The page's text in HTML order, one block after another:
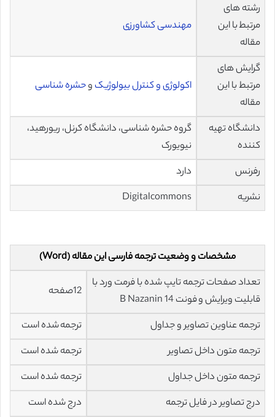
رشته های
مرتبط با این
مقاله
مهندسی کشاورزی
گرایش های
مرتبط با این
مقاله
اکولوژی و کنترل بیولوژیک وحشره شناسی
دانشگاه تهیه
کننده
گروه حشره شناسی، دانشگاه کرنل، ریورهید،
نیویورک
رفرنس
دارد
نشریه
Digitalcommons
مشخصات و وضعیت ترجمه فارسی این مقاله (Word)
تعداد صفحات ترجمه تایپ شده با فرمت ورد با
قابلیت ویرایش و فونت 14 B Nazanin
12صفحه
ترجمه عناوین تصاویر و جداول
ترجمه شده است
ترجمه متون داخل تصاویر
ترجمه شده است
ترجمه متون داخل جداول
ترجمه شده است
درج تصاویر در فایل ترجمه
درج شده است